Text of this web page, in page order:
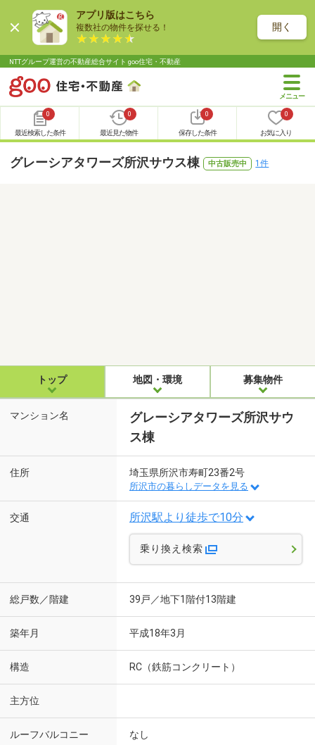
アプリ版はこちら
複数社の物件を探せる！ 開く
NTTグループ運営の不動産総合サイト goo住宅・不動産
0
最近検索した条件
0
最近見た物件
0
保存した条件
0
お気に入り
グレーシアタワーズ所沢サウス棟 中古販売中 1件
トップ 地図・環境 募集物件
マンション名
グレーシアタワーズ所沢サウ
ス棟
住所 埼玉県所沢市寿町23番2号
所沢市の暮らしデータを見る
交通 所沢駅より徒歩で10分
乗り換え検索
総戸数／階建 39戸／地下1階付13階建
築年月 平成18年3月
構造 RC（鉄筋コンクリート）
主方位
ルーフバルコニー なし